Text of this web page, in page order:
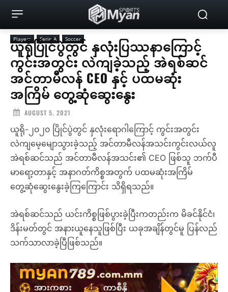
Players Serie A Soccer
ယူရိုပြိုင်ပွဲတွင် နှလုံးပြဿနာကြောင့်
ကွင်းအတွင်း လဲကျခဲ့သည့် အဲရစ်ဆင်
အင်တာမီလန် CEO နှင့် ပထမဆုံး
အကြိမ် တွေ့ဆုံဆွေးနွေး
AUGUST 5, 2021
ယူရို-၂၀၂၀ ပြိုင်ပွဲတွင် နှလုံးရောဂါကြောင့် ကွင်းအတွင်း
လဲကျမေ့မျောသွားခဲ့သည့် အင်တာမီလန်အသင်းကွင်းလယ်လူ
အဲရစ်ဆင်သည် အင်တာမီလန်အသင်း၏ CEO ဖြစ်သူ ဘက်ပီ
မာရော့တာနှင့် အနာဂတ်ကိစ္စအတွက် ပထမဆုံးအကြိမ်
တွေ့ဆုံဆွေးနွေးခဲ့ကြကြောင်း သိရှိရသည်။
အဲရစ်ဆင်သည် ယင်းကိစ္စဖြစ်ပွားခဲ့ပြီးကတည်းက မိခင်နိုင်ငံ၊
ဒိန်းမတ်တွင် အနားယူနေသူဖြစ်ပြီး ယခုအချိန်တွင်မူ ပြန်လည်
သက်သာလာခဲ့ပြီဖြစ်သည်။